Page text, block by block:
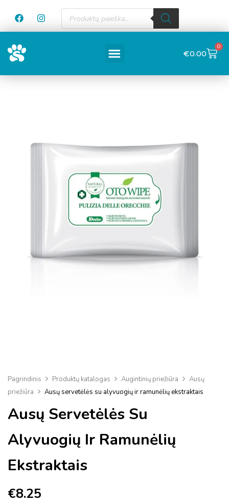
€0.00
0
Pagrindinis Produktų katalogas Augintinių priežiūra
Ausų
priežiūra
Ausų servetėlės ​​su alyvuogių ir ramunėlių ekstraktais
Ausų Servetėlės ​​su
Alyvuogių Ir Ramunėlių
Ekstraktais
€8.25